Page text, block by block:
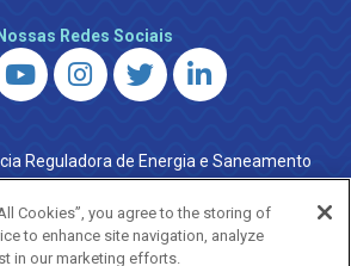
Redes Sociais
Reguladora de Energia e Saneamento
do Rio de Janeiro
· (21) 2332-6457 (WhatsApp) ·
/ouvidoria.agenersa@gmail.com
www.agenersa.rj.gov.br
Cookies”, you agree to the storing of
to enhance site navigation, analyze
in our marketing efforts.